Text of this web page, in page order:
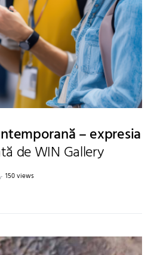
– expresia
de WIN Gallery
150 views